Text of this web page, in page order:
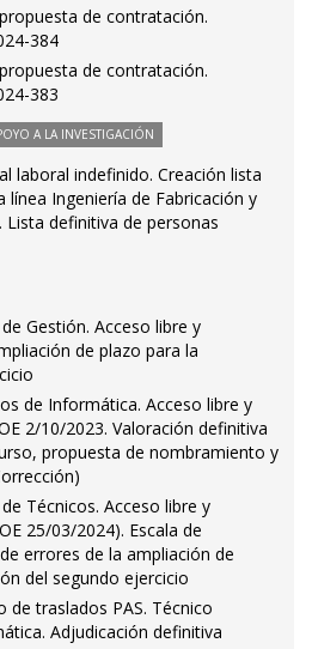
de contratación.
384
de contratación.
383
A LA INVESTIGACIÓN
laboral indefinido. Creación lista
línea Ingeniería de Fabricación y
definitiva de personas
Gestión. Acceso libre y
de plazo para la
de Informática. Acceso libre y
2/10/2023. Valoración definitiva
propuesta de nombramiento y
Técnicos. Acceso libre y
25/03/2024). Escala de
errores de la ampliación de
del segundo ejercicio
de traslados PAS. Técnico
Adjudicación definitiva